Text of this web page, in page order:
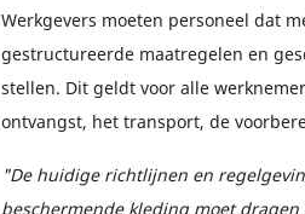
Werkgevers moeten personeel dat
gestructureerde maatregelen en
stellen. Dit geldt voor alle
ontvangst, het transport, de
"De huidige richtlijnen en
beschermende kleding moet